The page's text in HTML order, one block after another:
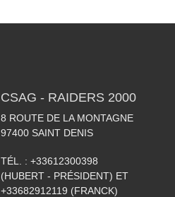
CSAG - RAIDERS 2000
8 ROUTE DE LA MONTAGNE
97400 SAINT DENIS
TÉL. : +33612300398
(HUBERT - PRÉSIDENT) ET
+33682912119 (FRANCK)